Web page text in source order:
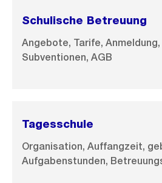
Schulische Betreuung
Angebote, Tarife,
Subventionen, AGB
Tagesschule
Organisation, Auffangzeit,
Aufgabenstunden,